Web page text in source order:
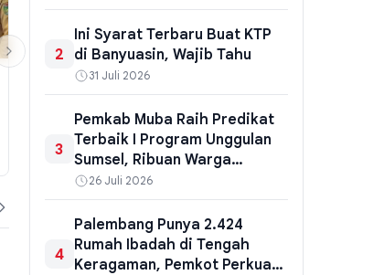
PEMERINTAHAN
Gubernur Sumsel Herman Deru
Ingatkan Orang Tua di
Palembang: Pendidikan Karakter
Anak Tak Cukup Lewat Teori,
Harus Lewat Teladan
04 Agustus 2026
2
Ini Syarat Terbaru Buat KTP
di Banyuasin, Wajib Tahu
31 Juli 2026
3
Pemkab Muba Raih Predikat
Terbaik I Program Unggulan
Sumsel, Ribuan Warga
Rasakan Manfaat Program
Keluarga Maju
26 Juli 2026
4
Palembang Punya 2.424
Rumah Ibadah di Tengah
Keragaman, Pemkot Perkuat